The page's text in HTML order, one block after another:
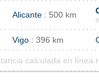
Alicante : 500 km
Vigo : 396 km
calculada en línea